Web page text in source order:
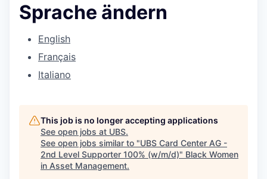
Sprache ändern
English
Français
Italiano
This job is no longer accepting applications
See open jobs at UBS.
See open jobs similar to "UBS Card Center AG -
2nd Level Supporter 100% (w/m/d)" Black Women
in Asset Management.